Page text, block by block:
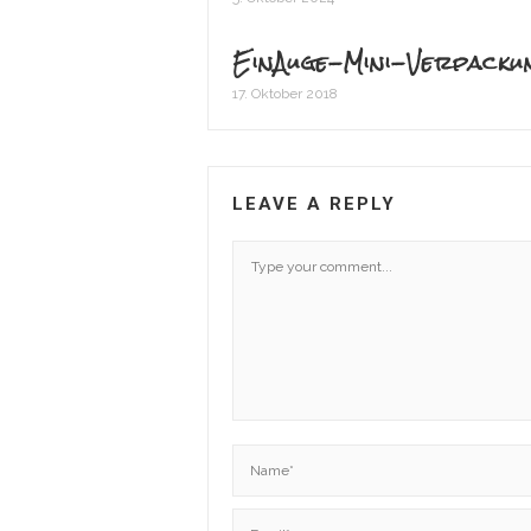
EinAuge-Mini-
17. Oktober 2018
LEAVE A REPLY